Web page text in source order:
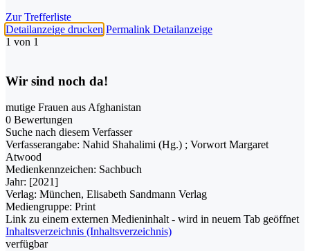
Zur Trefferliste
Detailanzeige drucken Permalink Detailanzeige
1 von 1
Wir sind noch da!
mutige Frauen aus Afghanistan
0 Bewertungen
Suche nach diesem Verfasser
Verfasserangabe: Nahid Shahalimi (Hg.) ; Vorwort Margaret
Atwood
Medienkennzeichen: Sachbuch
Jahr: [2021]
Verlag: München, Elisabeth Sandmann Verlag
Mediengruppe: Print
Link zu einem externen Medieninhalt - wird in neuem Tab geöffnet
Inhaltsverzeichnis (Inhaltsverzeichnis)
verfügbar